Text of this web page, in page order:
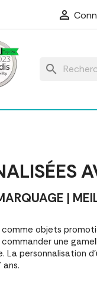

search
|
objets
une
personnalisation